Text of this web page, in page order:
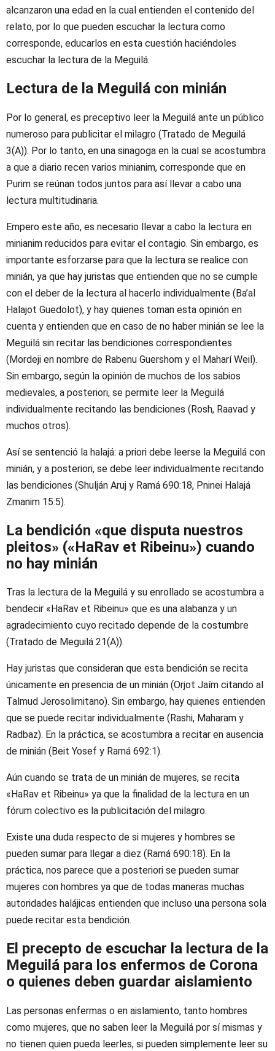
alcanzaron una edad en la cual entienden el contenido del
relato, por lo que pueden escuchar la lectura como
corresponde, educarlos en esta cuestión haciéndoles
escuchar la lectura de la Meguilá.
Lectura de la Meguilá con minián
Por lo general, es preceptivo leer la Meguilá ante un público
numeroso para publicitar el milagro (Tratado de Meguilá
3(A)). Por lo tanto, en una sinagoga en la cual se acostumbra
a que a diario recen varios minianim, corresponde que en
Purim se reúnan todos juntos para así llevar a cabo una
lectura multitudinaria.
Empero este año, es necesario llevar a cabo la lectura en
minianim reducidos para evitar el contagio. Sin embargo, es
importante esforzarse para que la lectura se realice con
minián, ya que hay juristas que entienden que no se cumple
con el deber de la lectura al hacerlo individualmente (Ba’al
Halajot Guedolot), y hay quienes toman esta opinión en
cuenta y entienden que en caso de no haber minián se lee la
Meguilá sin recitar las bendiciones correspondientes
(Mordeji en nombre de Rabenu Guershom y el Maharí Weil).
Sin embargo, según la opinión de muchos de los sabios
medievales, a posteriori, se permite leer la Meguilá
individualmente recitando las bendiciones (Rosh, Raavad y
muchos otros).
Así se sentenció la halajá: a priori debe leerse la Meguilá con
minián, y a posteriori, se debe leer individualmente recitando
las bendiciones (Shulján Aruj y Ramá 690:18, Pninei Halajá
Zmanim 15:5).
La bendición «que disputa nuestros
pleitos» («HaRav et Ribeinu») cuando
no hay minián
Tras la lectura de la Meguilá y su enrollado se acostumbra a
bendecir «HaRav et Ribeinu» que es una alabanza y un
agradecimiento cuyo recitado depende de la costumbre
(Tratado de Meguilá 21(A)).
Hay juristas que consideran que esta bendición se recita
únicamente en presencia de un minián (Orjot Jaím citando al
Talmud Jerosolimitano). Sin embargo, hay quienes entienden
que se puede recitar individualmente (Rashi, Maharam y
Radbaz). En la práctica, se acostumbra a recitar en ausencia
de minián (Beit Yosef y Ramá 692:1).
Aún cuando se trata de un minián de mujeres, se recita
«HaRav et Ribeinu» ya que la finalidad de la lectura en un
fórum colectivo es la publicitación del milagro.
Existe una duda respecto de si mujeres y hombres se
pueden sumar para llegar a diez (Ramá 690:18). En la
práctica, nos parece que a posteriori se pueden sumar
mujeres con hombres ya que de todas maneras muchas
autoridades halájicas entienden que incluso una persona sola
puede recitar esta bendición.
El precepto de escuchar la lectura de la
Meguilá para los enfermos de Corona
o quienes deben guardar aislamiento
Las personas enfermas o en aislamiento, tanto hombres
como mujeres, que no saben leer la Meguilá por sí mismas y
no tienen quien pueda leerles, si pueden simplemente leer su